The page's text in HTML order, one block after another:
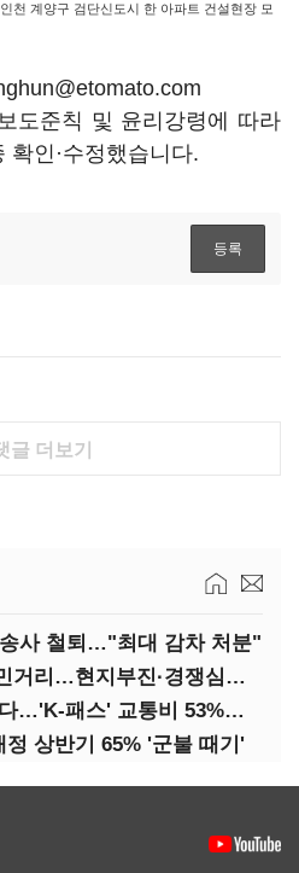
천 계양구 검단신도시 한 아파트 건설현장 모
도준칙 및 윤리강령에 따라
확인·수정했습니다.
글 더보기
사 철퇴…"최대 감차 처분"
'중화권 리스크'도 고민거리…현지부진·경쟁심화·양안냉각
대중교통비 돌려받는다…'K-패스' 교통비 53%까지 환급
상반기 65% '군불 때기'